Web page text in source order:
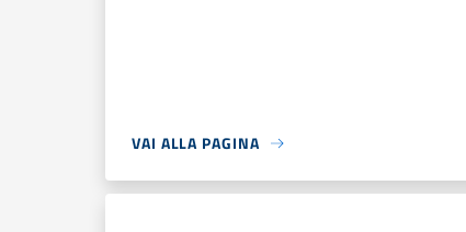
VAI ALLA PAGINA